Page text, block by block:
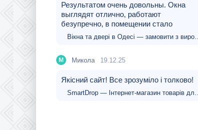
Результатом очень довольны. Окна
выглядят отлично, работают
безупречно, в помещении стало
Вікна та двері в Одесі
М Микола 19.12.25
Якісний сайт! Все зрозуміло і толково!
SmartDrop —